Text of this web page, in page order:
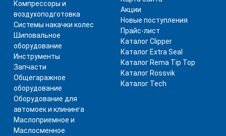
Компрессоры и
воздухоподготовка
Системы накачки колес
Шиповальное
оборудование
Инструменты
Запчасти
Общегаражное
оборудование
Оборудование для
автомоек и клининга
Маслоприемное и
Маслосменное
Акции
Новые поступления
Прайс-лист
Каталог Clipper
Каталог Extra Seal
Каталог Rema Tip Top
Каталог Rossvik
Каталог Tech